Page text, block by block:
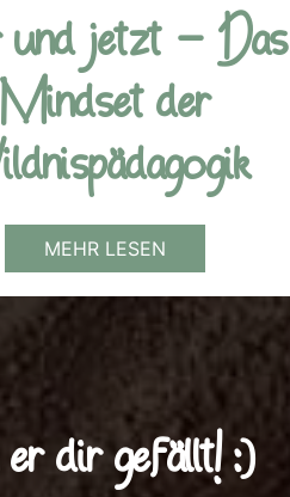
jetzt - Das
Mindset der
MEHR LESEN
dir gefällt! :)